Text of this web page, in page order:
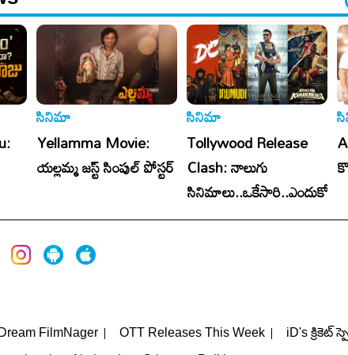
సినిమా
Yellamma Movie:
యల్లమ్మ జస్ట్ సింపుల్ పోస్టర్
సినిమా
Tollywood Release
Clash: నాలుగు
సినిమాలు..ఒకేసారి..ఎందుకో?
FilmNager OTT Releases This Week iD's క్రికెట్